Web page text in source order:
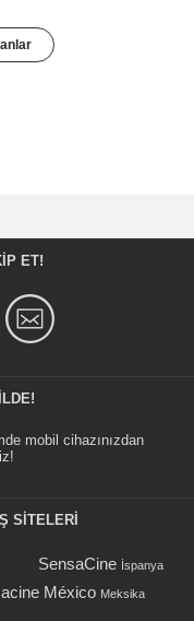
ET!
mobil cihazınızdan
SİTELERİ
SensaCine İspanya
México Meksika